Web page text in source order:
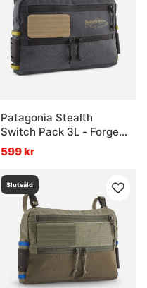
Patagonia Stealth
Switch Pack 3L - Forge
Grey
599 kr
Slutsåld